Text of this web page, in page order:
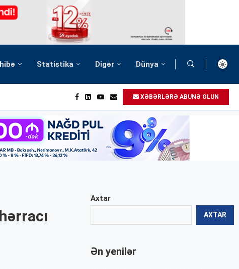
Statistika Digər Dünya
XƏBƏRLƏRƏ ABUNƏ OLUN
Axtar
AXTAR
Ən yenilər